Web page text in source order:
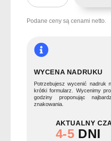
biurkowa
ZETA
Podane ceny są cenami netto.
WYCENA NADRUKU
Potrzebujesz wycenić nadruk
krótki formularz. Wycenimy
godziny proponując
znakowania.
AKTUALNY
4-5 DNI